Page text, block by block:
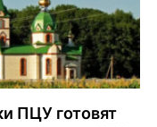
ПЦУ готовят